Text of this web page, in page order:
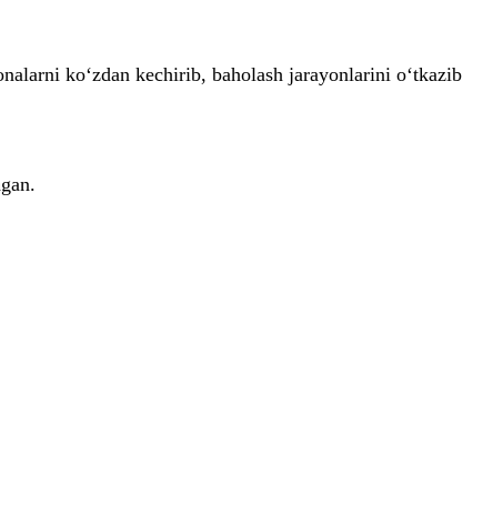
ko‘zdan kechirib, baholash jarayonlarini o‘tkazib